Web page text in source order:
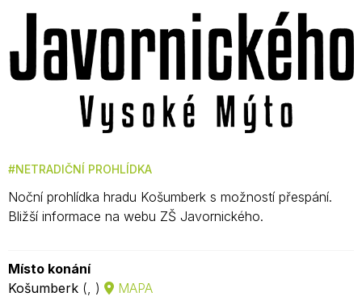
NETRADIČNÍ PROHLÍDKA
Noční prohlídka hradu Košumberk s možností přespání.
Bližší informace na webu ZŠ Javornického.
Místo konání
Košumberk (, ) MAPA